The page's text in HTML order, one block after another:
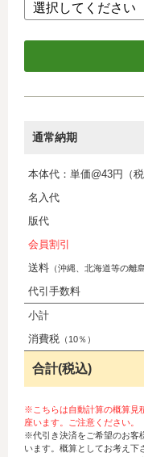
通常納期
本体代：単価@43円（税
名入代
版代
会員割引
送料 （沖縄、北海道等の離
代引手数料
小計
消費税 （10％）
合計(税込)
※こちらは自動計算の概算見
座います。ご注意ください。
※代引き決済をご希望のお客
います。概算としてお考え下